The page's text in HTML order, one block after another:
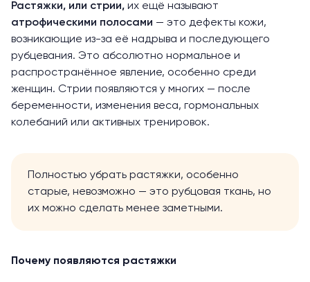
Растяжки, или стрии, их ещё называют
атрофическими полосами — это дефекты кожи,
возникающие из-за её надрыва и последующего
рубцевания. Это абсолютно нормальное и
распространённое явление, особенно среди
женщин. Стрии появляются у многих — после
беременности, изменения веса, гормональных
колебаний или активных тренировок.
Полностью убрать растяжки, особенно
старые, невозможно — это рубцовая ткань, но
их можно сделать менее заметными.
Почему появляются растяжки